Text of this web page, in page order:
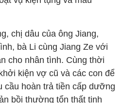
chị dâu của ông Jiang,
bà Li cùng Jiang Ze với
cho nhân tình. Cùng thời
kiện vợ cũ và các con để
cầu hoàn trả tiền cấp dưỡng
bồi thường tổn thất tinh